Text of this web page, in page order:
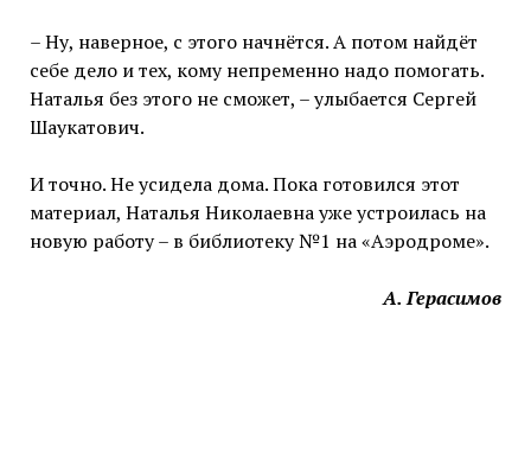
– Ну, наверное, с этого начнётся. А потом найдёт
себе дело и тех, кому непременно надо помогать.
Наталья без этого не сможет, – улыбается Сергей
Шаукатович.
И точно. Не усидела дома. Пока готовился этот
материал, Наталья Николаевна уже устроилась на
новую работу – в библиотеку №1 на «Аэродроме».
А. Герасимов